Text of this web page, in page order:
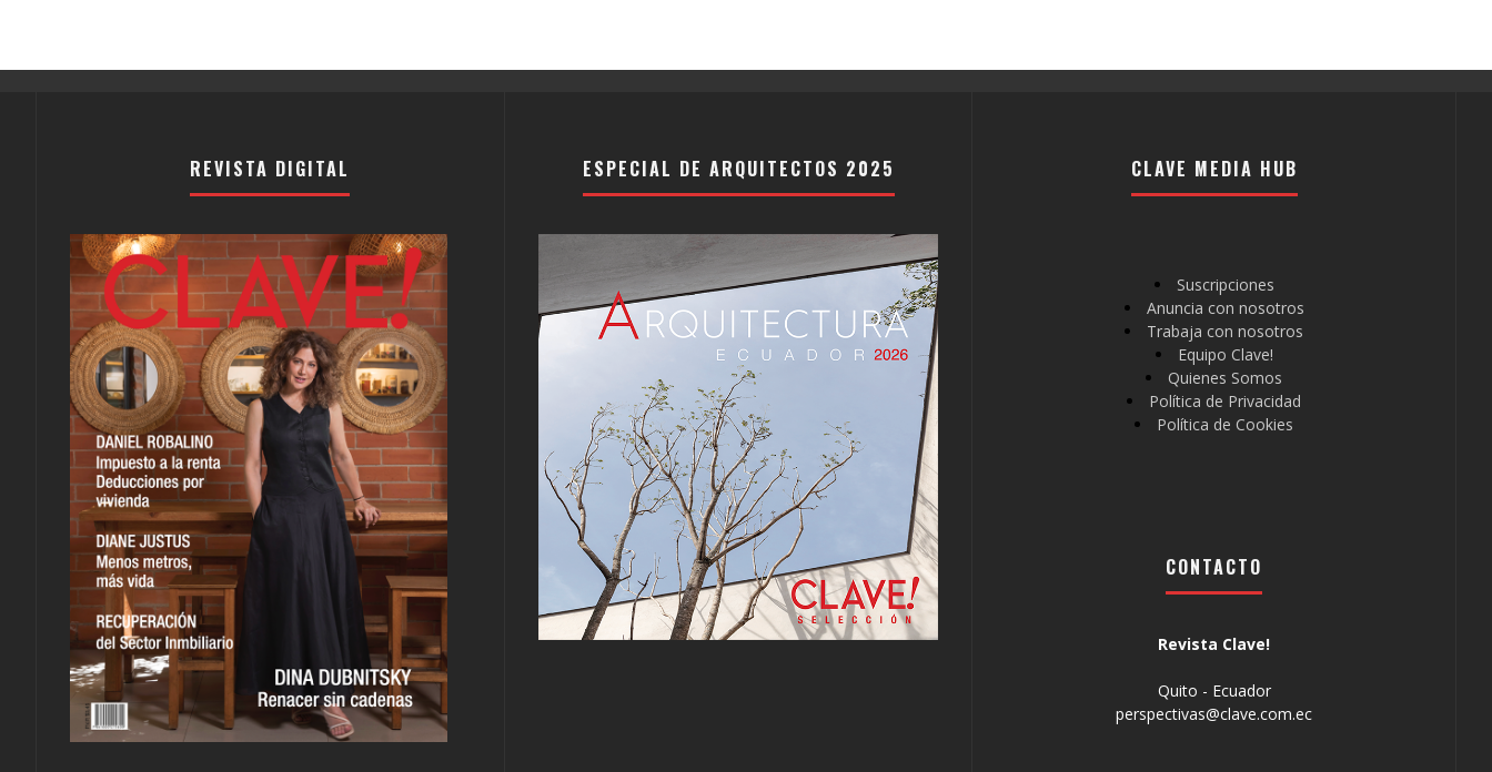
REVISTA DIGITAL ESPECIAL DE ARQUITECTOS 2025 CLAVE MEDIA HUB
Suscripciones
Anuncia con nosotros
Trabaja con nosotros
Equipo Clave!
Quienes Somos
Política de Privacidad
Política de Cookies
CONTACTO
Revista Clave!
Quito - Ecuador
perspectivas@clave.com.ec